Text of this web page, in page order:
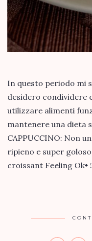
In questo periodo mi
desidero condividere
utilizzare alimenti
mantenere una dieta
CAPPUCCINO: Non
ripieno e super
croissant Feeling